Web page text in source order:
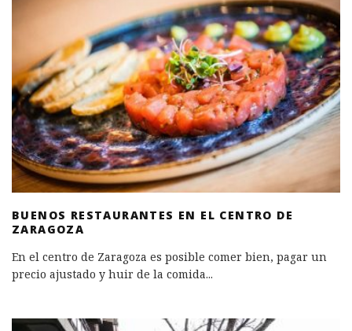
BUENOS RESTAURANTES EN EL CENTRO DE
ZARAGOZA
En el centro de Zaragoza es posible comer bien, pagar un
precio ajustado y huir de la comida...